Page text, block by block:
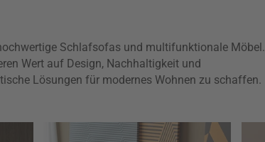
Schlafsofas und multifunktionale Möbel.
Wert auf Design, Nachhaltigkeit und
Lösungen für modernes Wohnen zu schaffen.